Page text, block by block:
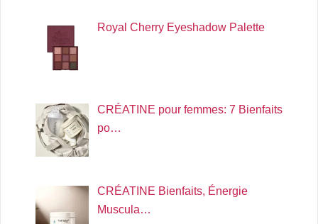
Royal Cherry Eyeshadow Palette
CRÉATINE pour femmes: 7 Bienfaits
po…
CRÉATINE Bienfaits, Énergie
Muscula…